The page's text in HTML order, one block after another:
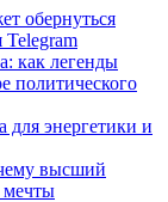
обернуться
Telegram
как легенды
политического
для энергетики и
высший
мечты